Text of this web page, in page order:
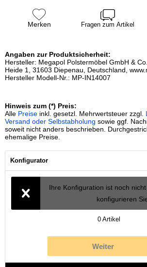
Merken Fragen zum Artikel
Angaben zur Produktsicherheit:
Hersteller: Megapol Polstermöbel GmbH &
Heide 1, 31603 Diepenau, Deutschland,
Hersteller Modell-Nr.: MP-IN14007
Hinweis zum (*) Preis:
Alle Preise inkl. gesetzl. Mehrwertsteuer zzgl.
Versand oder Selbstabholung sowie ggf.
soweit nicht anders beschrieben.
ehemalige Preise.
Konfigurator
Ihre Konfiguration ist noch
konfigurieren
0 Artikel
Weiter